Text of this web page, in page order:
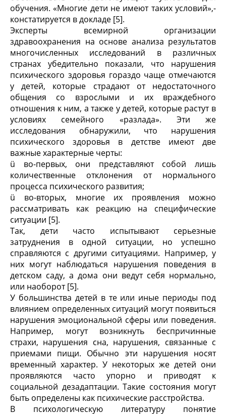
обучения. «Многие дети не имеют таких условий»,-
констатируется в докладе [5].
Эксперты всемирной организации
здравоохранения на основе анализа результатов
многочисленных исследований в различных
странах убедительно показали, что нарушения
психического здоровья гораздо чаще отмечаются
у детей, которые страдают от недостаточного
общения со взрослыми и их враждебного
отношения к ним, а также у детей, которые растут в
условиях семейного «разлада». Эти же
исследования обнаружили, что нарушения
психического здоровья в детстве имеют две
важные характерные черты:
ü во-первых, они представляют собой лишь
количественные отклонения от нормального
процесса психического развития;
ü во-вторых, многие их проявления можно
рассматривать как реакцию на специфические
ситуации [5].
Так, дети часто испытывают серьезные
затруднения в одной ситуации, но успешно
справляются с другими ситуациями. Например, у
них могут наблюдаться нарушения поведения в
детском саду, а дома они ведут себя нормально,
или наоборот [5].
У большинства детей в те или иные периоды под
влиянием определенных ситуаций могут появиться
нарушения эмоциональной сферы или поведения.
Например, могут возникнуть беспричинные
страхи, нарушения сна, нарушения, связанные с
приемами пищи. Обычно эти нарушения носят
временный характер. У некоторых же детей они
проявляются часто упорно и приводят к
социальной дезадаптации. Такие состояния могут
быть определены как психические расстройства.
В психологическую литературу понятие